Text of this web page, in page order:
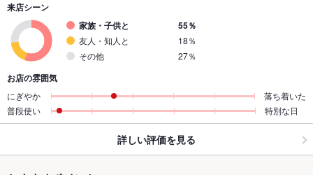
来店シーン
家族・子供と
55％
友人・知人と
18％
その他
27％
お店の雰囲気
にぎやか
落ち着いた
普段使い
特別な日
詳しい評価を見る